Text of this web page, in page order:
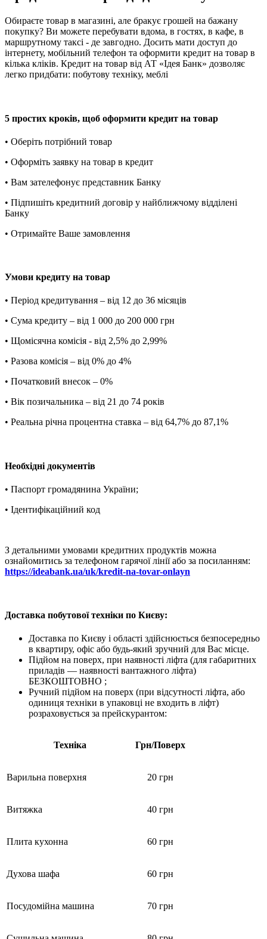
Обираєте товар в магазині, але бракує грошей на бажану
покупку? Ви можете перебувати вдома, в гостях, в кафе, в
маршрутному таксі - де завгодно. Досить мати доступ до
інтернету, мобільний телефон та оформити кредит на товар в
кілька кліків. Кредит на товар від АТ «Ідея Банк» дозволяє
легко придбати: побутову техніку, меблі
5 простих кроків, щоб оформити кредит на товар
• Оберіть потрібний товар
• Оформіть заявку на товар в кредит
• Вам зателефонує представник Банку
• Підпишіть кредитний договір у найближчому відділені
Банку
• Отримайте Ваше замовлення
Умови кредиту на товар
• Період кредитування – від 12 до 36 місяців
• Сума кредиту – від 1 000 до 200 000 грн
• Щомісячна комісія - від 2,5% до 2,99%
• Разова комісія – від 0% до 4%
• Початковий внесок – 0%
• Вік позичальника – від 21 до 74 років
• Реальна річна процентна ставка – від 64,7% до 87,1%
Необхідні документів
• Паспорт громадянина України;
• Ідентифікаційний код
З детальними умовами кредитних продуктів можна
ознайомитись за телефоном гарячої лінії або за посиланням:
https://ideabank.ua/uk/kredit-na-tovar-onlayn
Доставка побутової техніки по Києву:
Доставка по Києву і області здійснюється безпосередньо
в квартиру, офіс або будь-який зручний для Вас місце.
Підйом на поверх, при наявності ліфта (для габаритних
приладів — наявності вантажного ліфта)
БЕЗКОШТОВНО ;
Ручний підйом на поверх (при відсутності ліфта, або
одиниця техніки в упаковці не входить в ліфт)
розраховується за прейскурантом:
Техніка Грн/Поверх
Варильна поверхня 20 грн
Витяжка 40 грн
Плита кухонна 60 грн
Духова шафа 60 грн
Посудомійна машина 70 грн